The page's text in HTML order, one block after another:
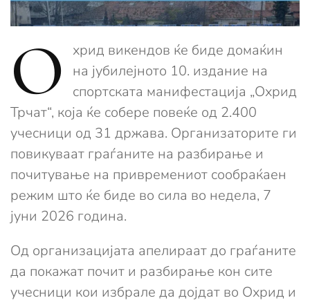
О
хрид викендов ќе биде домаќин
на јубилејното 10. издание на
спортската манифестација „Охрид
Трчат“, која ќе собере повеќе од 2.400
учесници од 31 држава. Организаторите ги
повикуваат граѓаните на разбирање и
почитување на привремениот сообраќаен
режим што ќе биде во сила во недела, 7
јуни 2026 година.
Од организацијата апелираат до граѓаните
да покажат почит и разбирање кон сите
учесници кои избрале да дојдат во Охрид и